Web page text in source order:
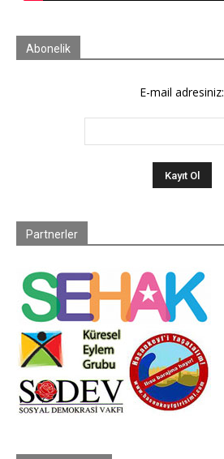
Abonelik
E-mail adresiniz:
Partnerler